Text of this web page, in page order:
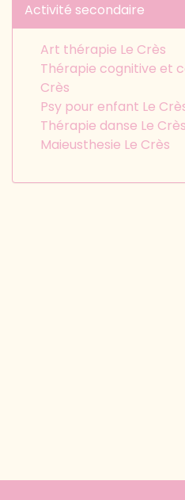
Activité secondaire
Art thérapie Le Crès
Thérapie cognitive et
Crès
Psy pour enfant Le
Thérapie danse Le Crès
Maieusthesie Le Crès